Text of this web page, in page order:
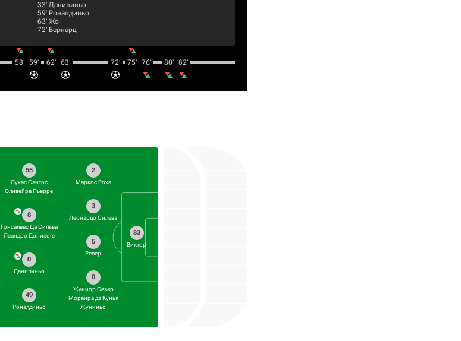
33‎’‎ Данилиньо
59‎’‎ Роналдиньо
63‎’‎ Жо
72‎’‎ Бернард
58‎’‎ 59‎’‎ 62‎’‎ 63‎’‎ 72‎’‎ 75‎’‎ 76‎’‎ 80‎’‎ 82‎’‎
83
Виктор
2
Маркос Роха
3
Леонардо Сильва
5
Ревер
0
Жуниор Сезар
Морейра да Кунья
Жуниньо
55
Лукас Сантос
Оливейра Пьерре
8
Гонсалвес Да Сильва
Леандро Донизете
0
Данилиньо
49
Роналдиньо